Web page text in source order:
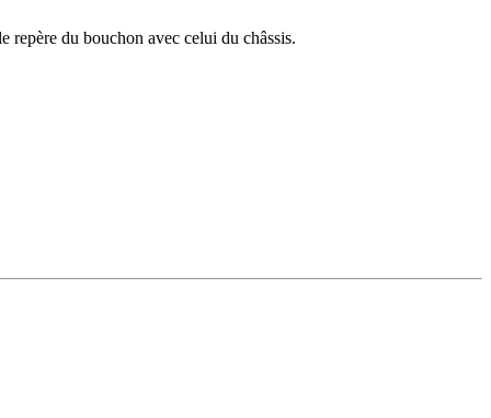
repère du bouchon avec celui du châssis.